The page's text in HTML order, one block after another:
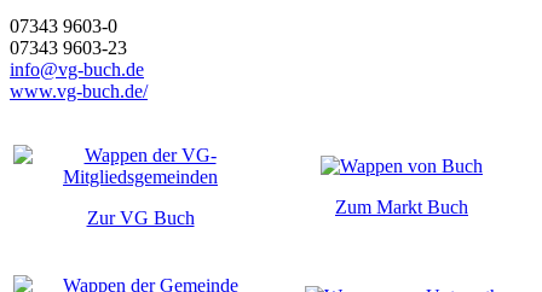
07343 9603-0
07343 9603-23
info@vg-buch.de
www.vg-buch.de/
Zur VG Buch
Zum Markt Buch